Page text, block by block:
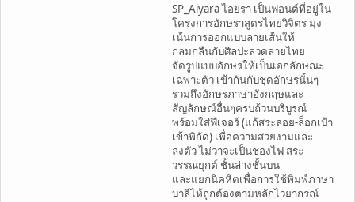
SP_Aiyara ไอยรา เป็นฟอนต์ที่อยู่ใน
โครงการอักษราสูตรไทยวิจิตร มุ่ง
เน้นการออกแบบลายเส้นให้
กลมกลืนกับศิลปะลวดลายไทย
จัดรูปแบบอักษรให้เป็นเอกลักษณะ
เฉพาะตัว เข้ากันกับชุดอักษรนั้นๆ
รวมถึงอักษรภาษาอังกฤษและ
สัญลักษณ์อื่นๆครบถ้วนบริบูรณ์
พร้อมใส่ฟีเจอร์ (แก้สระลอย-ล็อกเป้า
เข้าพิกัด) เพื่อความสวยงามและ
ลงตัว ไม่ว่าจะเป็นช่องไฟ สระ
วรรณยุกต์ ชั้นล่างชั้นบน
และแยกนิคหิตเพื่อการใช้พิมพ์ภาษา
บาลีไห้ถูกต้องตามหลักไวยากรณ์